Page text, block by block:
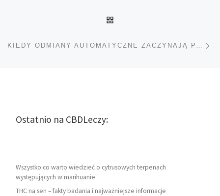
KIEDY ODMIANY AUTOMATYCZNE ZACZYNAJĄ PACHNIEĆ?
Ostatnio na CBDLeczy:
Wszystko co warto wiedzieć o cytrusowych terpenach
występujących w marihuanie
THC na sen – fakty badania i najważniejsze informacje